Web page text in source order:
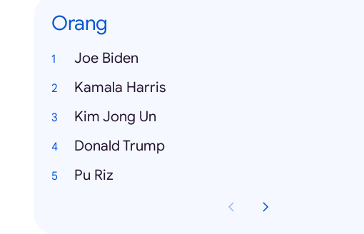
Orang
Joe Biden
Kamala Harris
Kim Jong Un
Donald Trump
Pu Riz